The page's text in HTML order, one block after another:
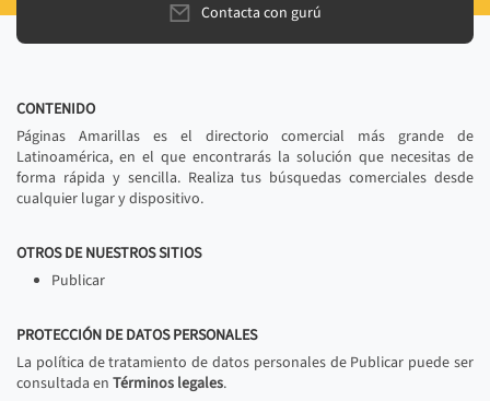
Contacta con gurú
CONTENIDO
Páginas Amarillas es el directorio comercial más grande de
Latinoamérica, en el que encontrarás la solución que necesitas de
forma rápida y sencilla. Realiza tus búsquedas comerciales desde
cualquier lugar y dispositivo.
OTROS DE NUESTROS SITIOS
Publicar
PROTECCIÓN DE DATOS PERSONALES
La política de tratamiento de datos personales de Publicar puede ser
consultada en Términos legales.